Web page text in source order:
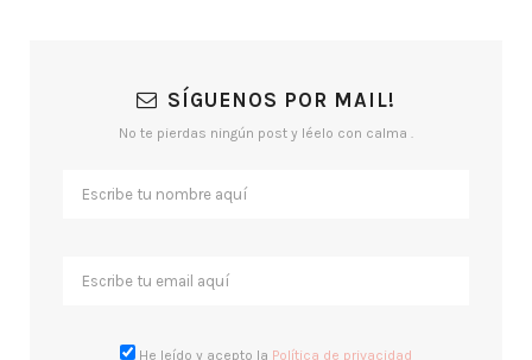
SÍGUENOS POR MAIL!
No te pierdas ningún post y léelo con calma .
He leído y acepto la Política de privacidad